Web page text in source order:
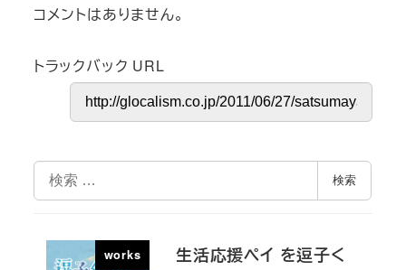
コメントはありません。
トラックバック URL
検
索
検索
works
生活応援ペイ を逗子く